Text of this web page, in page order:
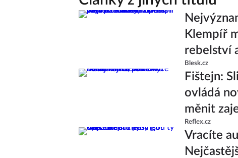
Klempíř
rebelství
Blesk.cz
Fištejn:
ovládá
měnit
Reflex.cz
Vracíte